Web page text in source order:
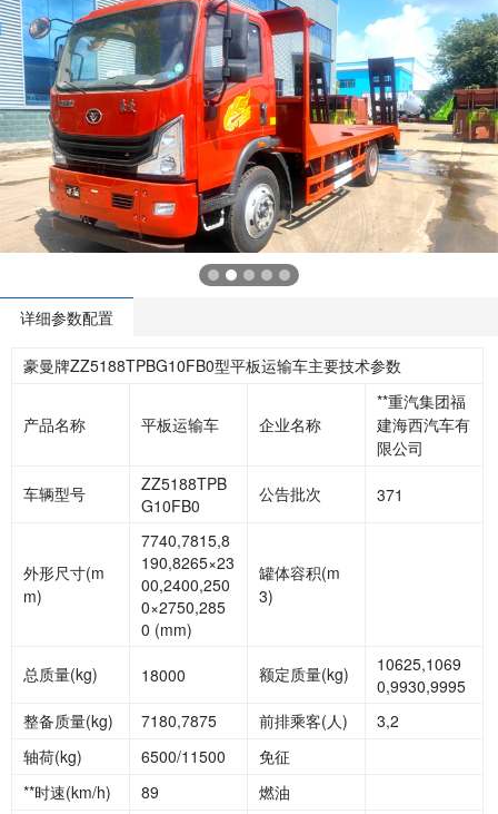
详细参数配置
豪曼牌ZZ5188TPBG10FB0型平板运输车主要技术参数
产品名称 平板运输车 企业名称
**重汽集团福
建海西汽车有
限公司
车辆型号
ZZ5188TPB
G10FB0
公告批次 371
外形尺寸(m
m)
7740,7815,8
190,8265×23
00,2400,250
0×2750,285
0 (mm)
罐体容积(m
3)
总质量(kg) 18000 额定质量(kg)
10625,1069
0,9930,9995
整备质量(kg)
7180,7875 前排乘客(人)
3,2
轴荷(kg)
6500/11500
免征
**时速(km/h)
89
燃油